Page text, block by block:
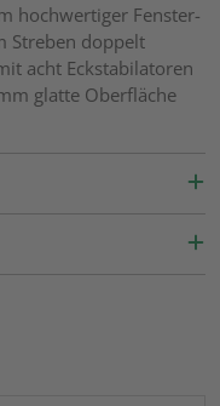
hochwertiger Fenster-
Streben doppelt
acht Eckstabilatoren
glatte Oberfläche